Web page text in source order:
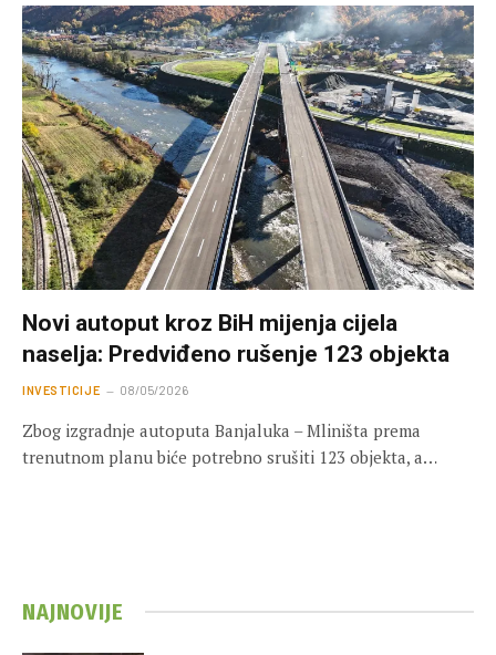
Novi autoput kroz BiH mijenja cijela
naselja: Predviđeno rušenje 123 objekta
INVESTICIJE 08/05/2026
Zbog izgradnje autoputa Banjaluka – Mliništa prema
trenutnom planu biće potrebno srušiti 123 objekta, a…
NAJNOVIJE